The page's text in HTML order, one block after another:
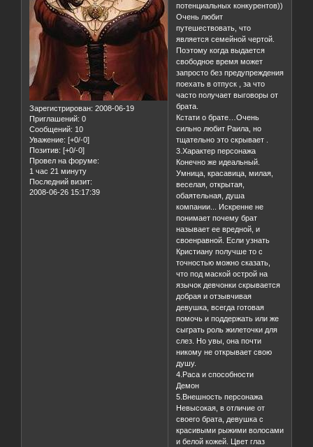
Зарегистрирован: 2008-06-19
Приглашений: 0
Сообщений: 10
Уважение: [+0/-0]
Позитив: [+0/-0]
Провел на форуме:
1 час 21 минуту
Последний визит:
2008-06-26 15:17:39
потенциальных конкурентов))
Очень любит
путешествовать, что
является семейной чертой.
Поэтому когда выдается
свободное время может
запросто без предупреждения
поехать в отпуск , за что
часто получает выговоры от
брата.
Кстати о брате…Очень
сильно любит Раила, но
тщательно это скрывает .
3.Характер персонажа
Конечно же идеальный.
Умница, красавица, милая,
веселая, открытая,
обаятельная, душа
компании... Искренне не
понимает почему брат
называет ее вредной, и
своенравной. Если узнать
Кристиану получше то с
точностью можно сказать,
что под маской острой на
язычок девчонки скрывается
добрая и отзывчивая
девушка, всегда готовая
помочь и поддержать или же
сыграть роль жилеточки для
слез. Но увы, она почти
никому не открывает свою
душу.
4.Раса и способности
Демон
5.Внешность персонажа
Невысокая, в отличие от
своего брата, девушка с
красивыми рыжими волосами
и белой кожей. Цвет глаз